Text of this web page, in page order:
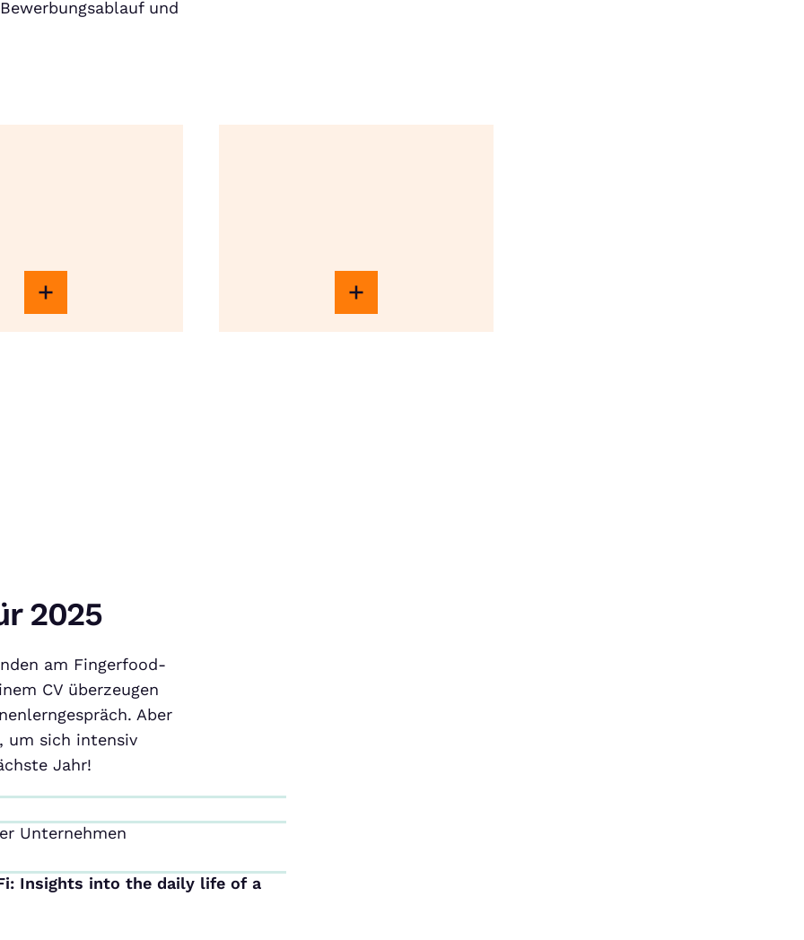
und
2025
am Fingerfood-
CV überzeugen
Aber
um sich intensiv
Jahr!
Unternehmen
Insights into the daily life of a